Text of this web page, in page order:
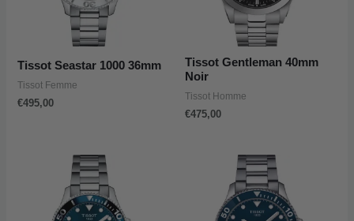
Tissot Seastar 1000 36mm
Tissot Femme
€495,00
Tissot Gentleman 40mm
Noir
Tissot Homme
€475,00